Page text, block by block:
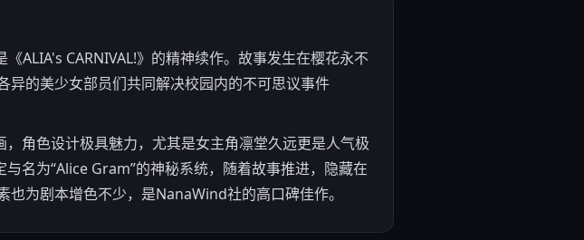
ALIA's CARNIVAL!》的精神续作。故事发生在樱花永不
的美少女部员们共同解决校园内的不可思议事件
角色设计极具魅力，尤其是女主角凛堂久远更是人气极
名为“Alice Gram”的神秘系统，随着故事推进，隐藏在
为剧本增色不少，是NanaWind社的高口碑佳作。